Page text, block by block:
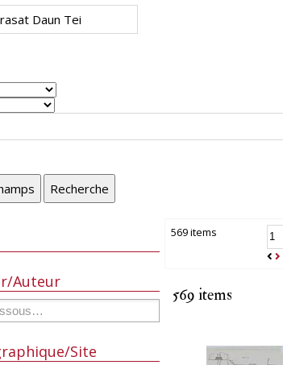
Recherche
569 items
569 items
Auteur
Site